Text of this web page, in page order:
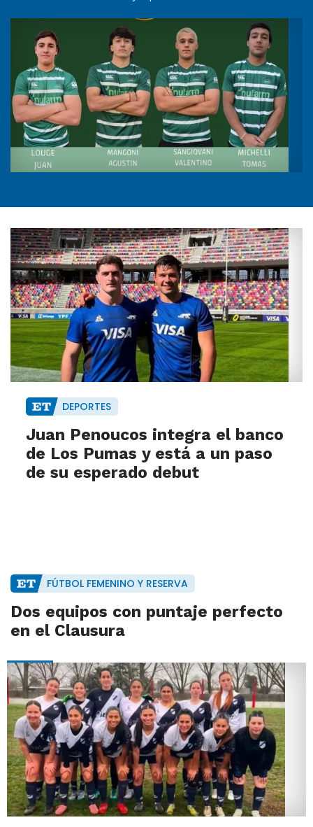
DEPORTES
Juan Penoucos integra el banco
de Los Pumas y está a un paso
de su esperado debut
FÚTBOL FEMENINO Y RESERVA
Dos equipos con puntaje perfecto
en el Clausura